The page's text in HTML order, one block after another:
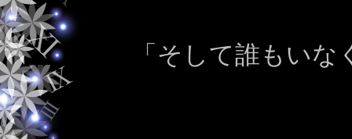
「そして誰もいな